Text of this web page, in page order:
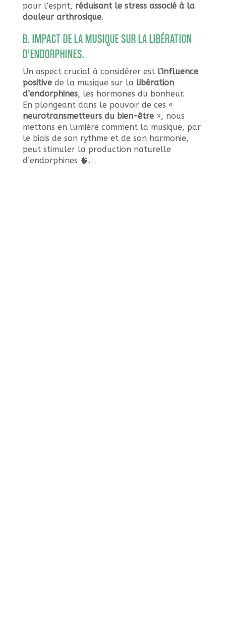
pour l’esprit, réduisant le stress associé à la
douleur arthrosique.
B. IMPACT DE LA MUSIQUE SUR LA LIBÉRATION
D’ENDORPHINES.
Un aspect crucial à considérer est l’influence
positivede la musique sur la libération
d’endorphines, les hormones du bonheur.
En plongeant dans le pouvoir de ces «
neurotransmetteurs du bien-être», nous
mettons en lumière comment la musique, par
le biais de son rythme et de son harmonie,
peut stimuler la production naturelle
d’endorphines 🧠.